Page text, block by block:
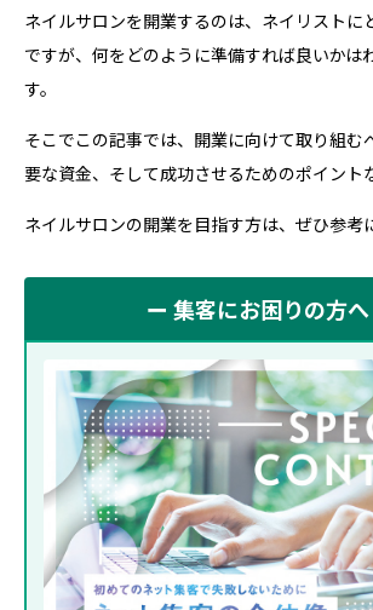
ネイルサロンを開業するのは、ネイリストに
ですが、何をどのように準備すれば良いかは
す。
そこでこの記事では、開業に向けて取り組む
要な資金、そして成功させるためのポイント
ネイルサロンの開業を目指す方は、ぜひ参考
ー 集客にお困りの方へ